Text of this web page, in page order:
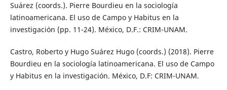
Suárez (coords.). Pierre Bourdieu en la sociología
latinoamericana. El uso de Campo y Habitus en la
investigación (pp. 11-24). México, D.F.: CRIM-UNAM.
Castro, Roberto y Hugo Suárez Hugo (coords.) (2018). Pierre
Bourdieu en la sociología latinoamericana. El uso de Campo
y Habitus en la investigación. México, D.F: CRIM-UNAM.